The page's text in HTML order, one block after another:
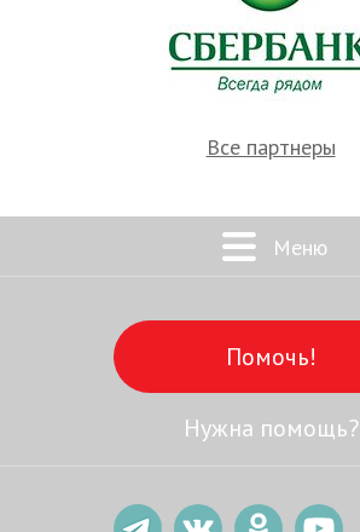
Все партнеры
Меню
Помочь!
Нужна помощь?